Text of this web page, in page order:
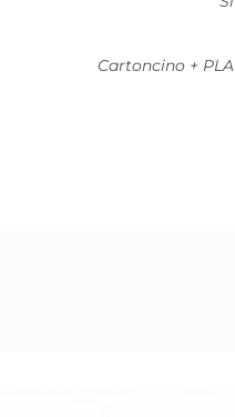
Cartoncino + PLA